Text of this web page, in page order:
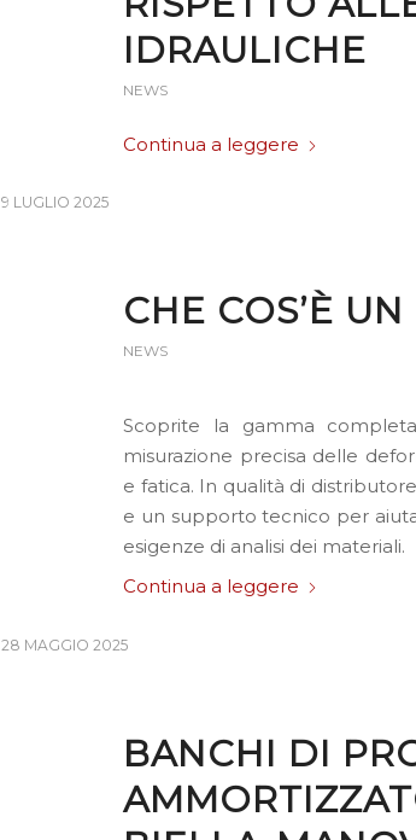
IDRAULICHE
NEWS
Continua a leggere
9 LUGLIO 2025
CHE COS’È
NEWS
Scoprite la gamma
misurazione precisa delle
e fatica. In qualità di
e un supporto tecnico per
esigenze di analisi dei materiali.
Continua a leggere
28 MAGGIO 2025
BANCHI DI